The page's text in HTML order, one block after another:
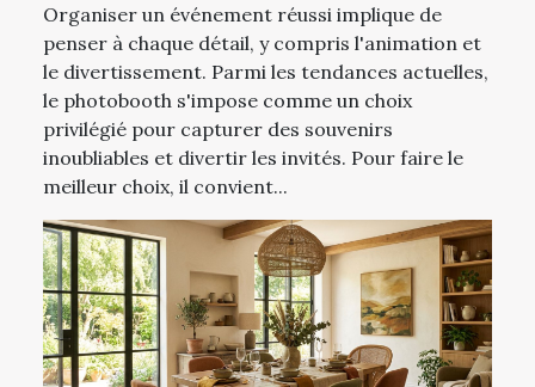
Organiser un événement réussi implique de
penser à chaque détail, y compris l'animation et
le divertissement. Parmi les tendances actuelles,
le photobooth s'impose comme un choix
privilégié pour capturer des souvenirs
inoubliables et divertir les invités. Pour faire le
meilleur choix, il convient...